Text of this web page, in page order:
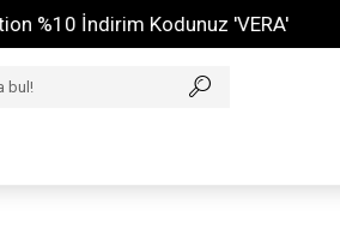
İndirim Kodunuz 'VERA'